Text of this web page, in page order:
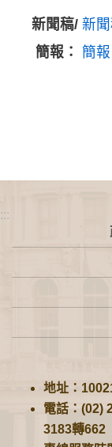
新聞稿/
簡報：
新
簡報
:::
地址：
電話：(02)
3183轉662